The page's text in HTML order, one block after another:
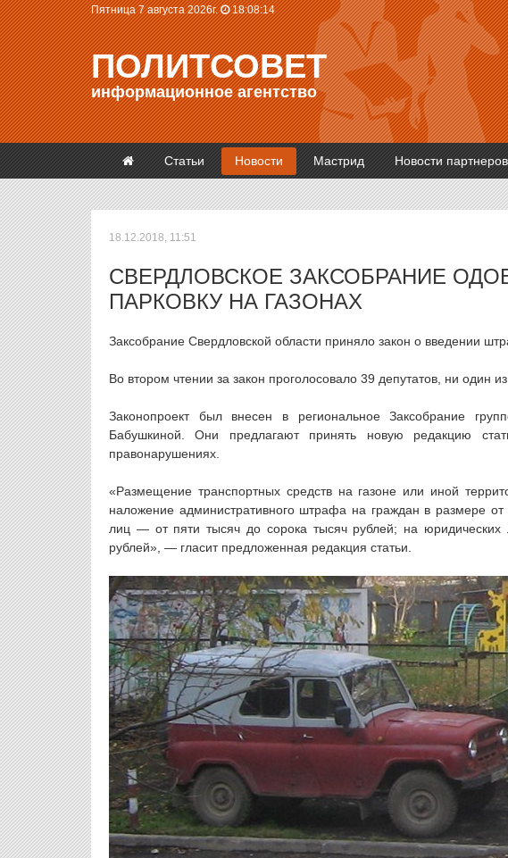
Пятница 7 августа 2026г. 18:08:14
ПОЛИТСОВЕТ
информационное агентство
Статьи Новости Мастрид Новости партнеров
18.12.2018, 11:51
СВЕРДЛОВСКОЕ ЗАКСОБРАНИЕ
ПАРКОВКУ НА ГАЗОНАХ
Заксобрание Свердловской области приняло закон о введении
Во втором чтении за закон проголосовало 39 депутатов, ни один
Законопроект был внесен в региональное Заксобрание
Бабушкиной. Они предлагают принять новую редакцию
правонарушениях.
«Размещение транспортных средств на газоне или иной
наложение административного штрафа на граждан в размере
лиц — от пяти тысяч до сорока тысяч рублей; на
рублей», — гласит предложенная редакция статьи.